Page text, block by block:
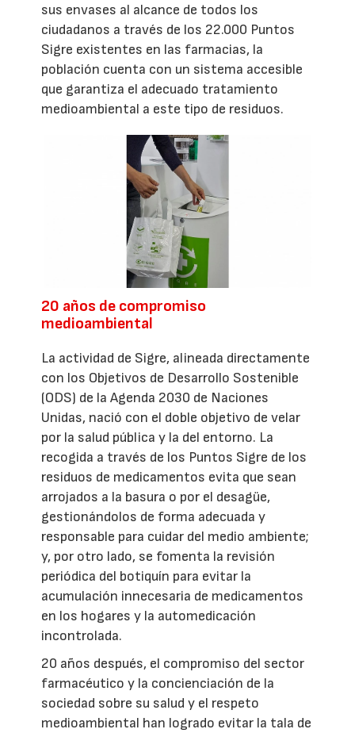
sus envases al alcance de todos los
ciudadanos a través de los 22.000 Puntos
Sigre existentes en las farmacias, la
población cuenta con un sistema accesible
que garantiza el adecuado tratamiento
medioambiental a este tipo de residuos.
20 años de compromiso
medioambiental
La actividad de Sigre, alineada directamente
con los Objetivos de Desarrollo Sostenible
(ODS) de la Agenda 2030 de Naciones
Unidas, nació con el doble objetivo de velar
por la salud pública y la del entorno. La
recogida a través de los Puntos Sigre de los
residuos de medicamentos evita que sean
arrojados a la basura o por el desagüe,
gestionándolos de forma adecuada y
responsable para cuidar del medio ambiente;
y, por otro lado, se fomenta la revisión
periódica del botiquín para evitar la
acumulación innecesaria de medicamentos
en los hogares y la automedicación
incontrolada.
20 años después, el compromiso del sector
farmacéutico y la concienciación de la
sociedad sobre su salud y el respeto
medioambiental han logrado evitar la tala de